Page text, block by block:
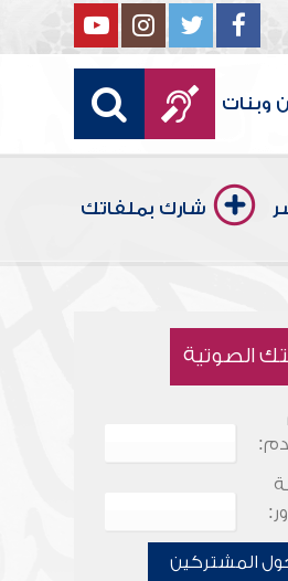
وبنات
شارك بملفاتك
الصوتية
المشتركين